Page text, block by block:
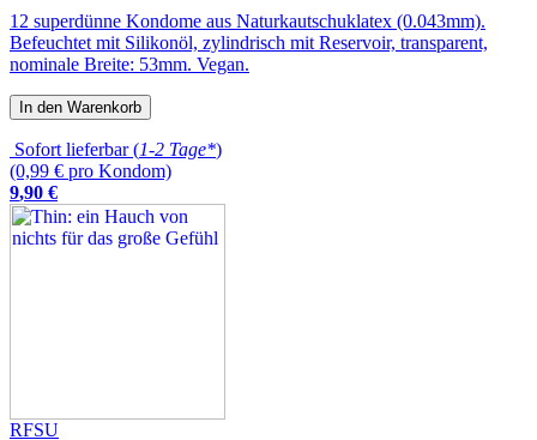
12 superdünne Kondome aus Naturkautschuklatex (0.043mm).
Befeuchtet mit Silikonöl, zylindrisch mit Reservoir, transparent,
nominale Breite: 53mm. Vegan.
In den Warenkorb
Sofort lieferbar (1-2 Tage*)
(0,99 € pro Kondom)
9,90 €
RFSU